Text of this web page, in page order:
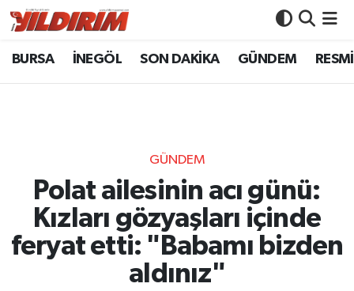
BURSA İNEGÖL SON DAKİKA GÜNDEM
GÜNDEM
Polat ailesinin acı günü:
Kızları gözyaşları içinde
feryat etti: "Babamı bizden
aldınız"
BURSA
GÜNDEM
RESMİ İLANLAR
KÖŞE YAZILARI
Bursa Nöbetçi Eczaneler
Bursa Trafik Yoğunluk Haritası
Süper Lig Puan Durumu ve Fikstür
Tüm Manşetler